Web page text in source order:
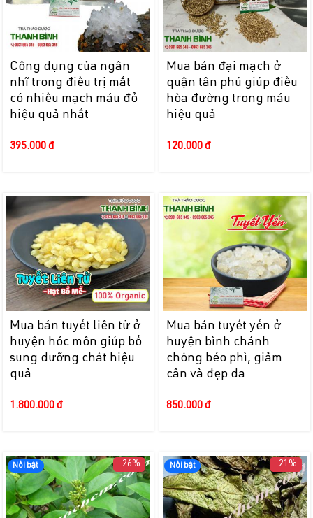
Công dụng của ngân
nhĩ trong điều trị mắt
có nhiều mạch máu đỏ
hiệu quả nhất
395.000 đ
Mua bán đại mạch ở
quận tân phú giúp điều
hòa đường trong máu
hiệu quả
120.000 đ
Mua bán tuyết liên tử ở
huyện hóc môn giúp bổ
sung dưỡng chất hiệu
quả
1.800.000 đ
Mua bán tuyết yến ở
huyện bình chánh
chống béo phì, giảm
cân và đẹp da
850.000 đ
Nổi bật -26% Nổi bật -21%